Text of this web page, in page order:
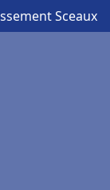
Sceaux